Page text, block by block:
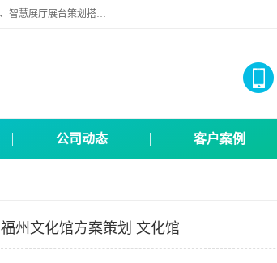
苏州映江南空间营造设计有限公司位于江苏省苏州市,是一家以从事建筑装饰、展馆展厅策划设计施工搭建、文化馆文化墙设计、智慧展厅展台策划搭建和其他建筑装饰装修业为主的企业。
公司动态 客户案例
福州文化馆方案策划 文化馆